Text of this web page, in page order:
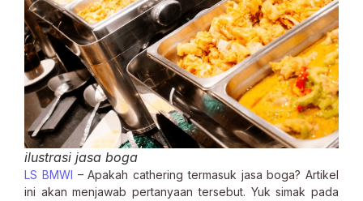
ilustrasi jasa boga
LS BMWI – Apakah cathering termasuk jasa boga? Artikel
ini akan menjawab pertanyaan tersebut. Yuk simak pada